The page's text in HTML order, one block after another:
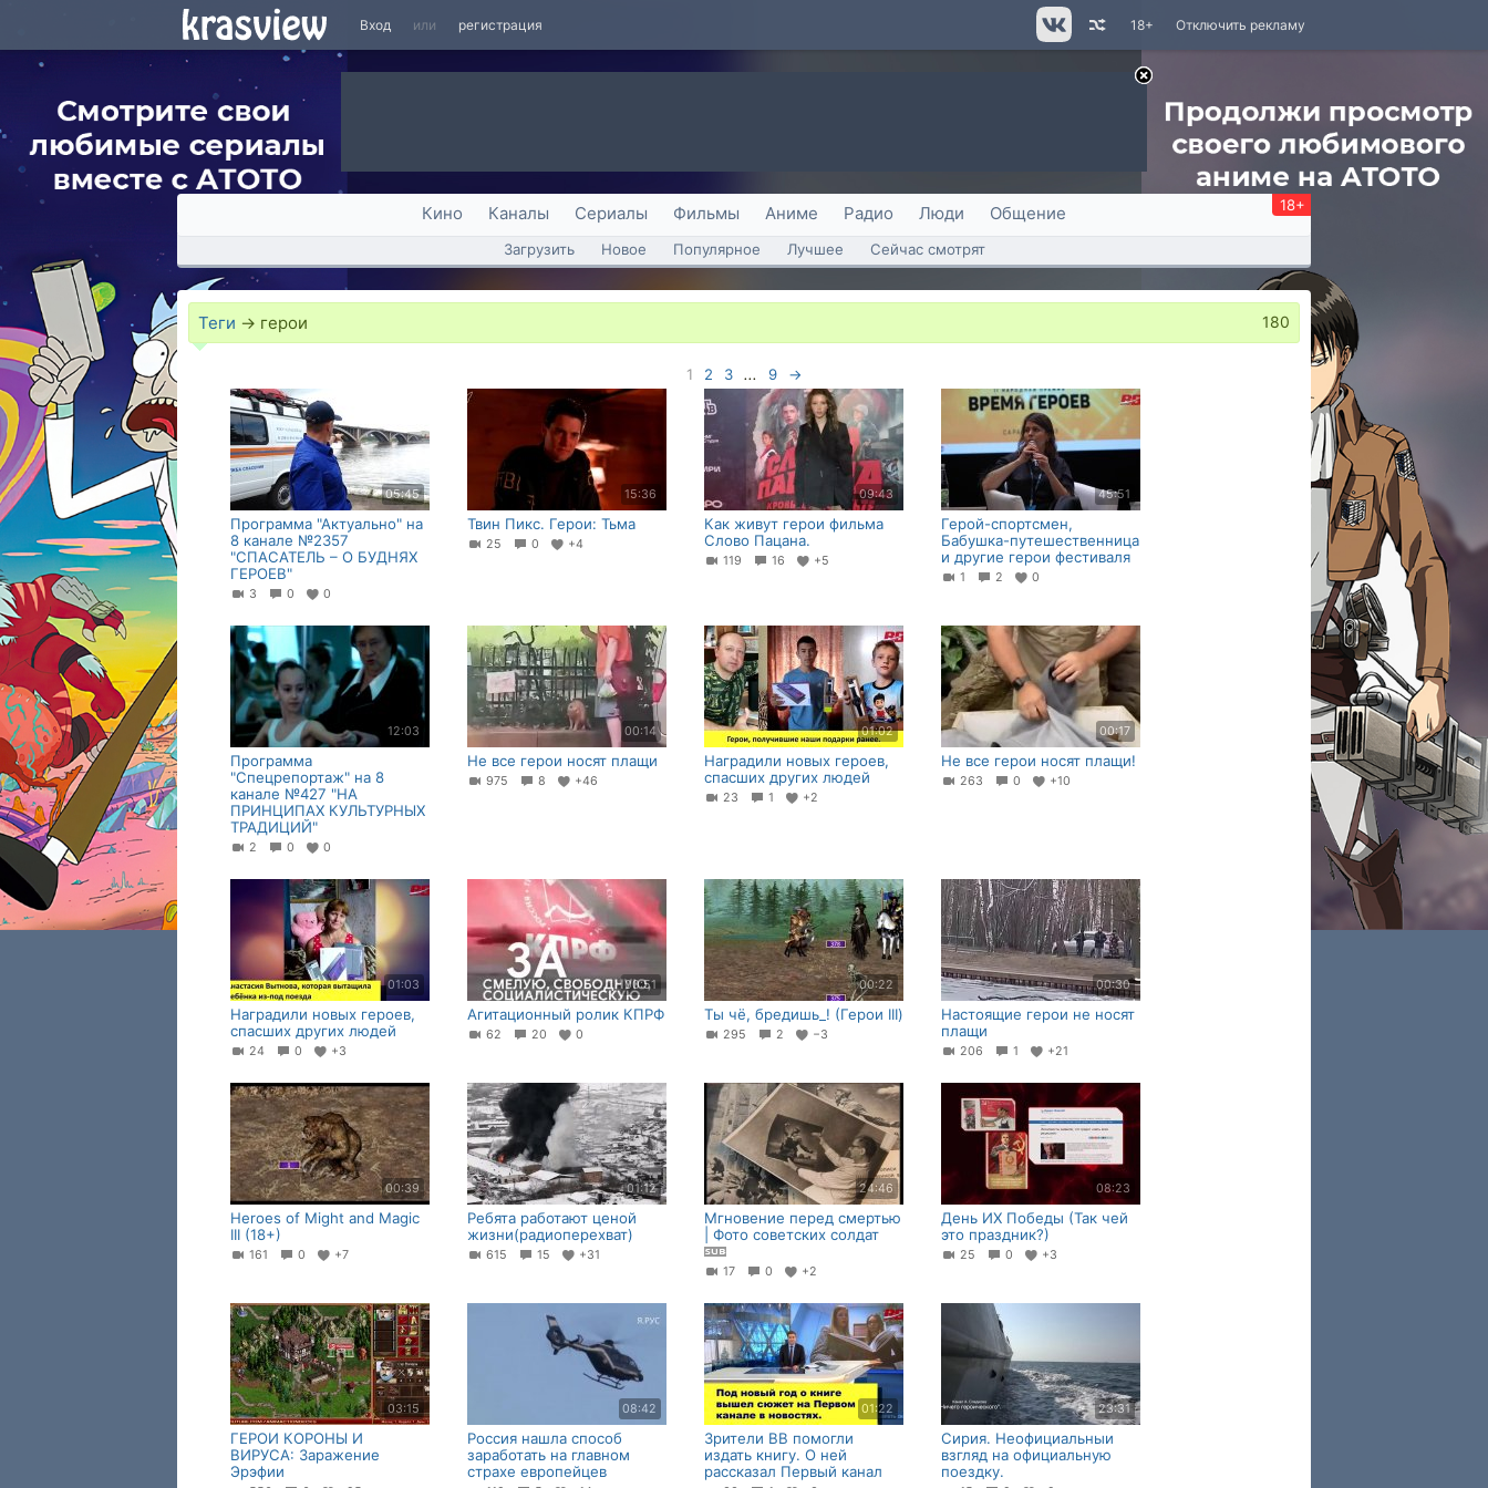
Вход или регистрация Отключить рекламу
18+
Кино Каналы Сериалы Фильмы Аниме Радио Люди Общение 18+
Загрузить Новое Популярное Лучшее Сейчас смотрят
Теги → герои 180
1 2 3 ... 9 →
05:45
Программа "Актуально" на
8 канале №2357
"СПАСАТЕЛЬ – О БУДНЯХ
ГЕРОЕВ"
3 0 0
15:36
Твин Пикс. Герои: Тьма
25 0 +4
09:43
Как живут герои фильма
Слово Пацана.
119 16 +5
45:51
Герой-спортсмен,
Бабушка-путешественница
и другие герои фестиваля
1 2 0
12:03
Программа
"Спецрепортаж" на 8
канале №427 "НА
ПРИНЦИПАХ КУЛЬТУРНЫХ
ТРАДИЦИЙ"
2 0 0
00:14
Не все герои носят плащи
975 8 +46
01:02
Наградили новых героев,
спасших других людей
23 1 +2
00:17
Не все герои носят плащи!
263 0 +10
01:03
Наградили новых героев,
спасших других людей
24 0 +3
00:51
Агитационный ролик КПРФ
62 20 0
00:22
Ты чё, бредишь_! (Герои III)
295 2 −3
00:30
Настоящие герои не носят
плащи
206 1 +21
00:39
Heroes of Might and Magic
III (18+)
161 0 +7
01:12
Ребята работают ценой
жизни(радиоперехват)
615 15 +31
24:46
Мгновение перед смертью
| Фото советских солдат
17 0 +2
08:23
День ИХ Победы (Так чей
это праздник?)
25 0 +3
03:15
ГЕРОИ КОРОНЫ И
ВИРУСА: Заражение
Эрэфии
08:42
Россия нашла способ
заработать на главном
страхе европейцев
01:22
Зрители ВВ помогли
издать книгу. О ней
рассказал Первый канал
23:31
Сирия. Неофициальныи
взгляд на официальную
поездку.